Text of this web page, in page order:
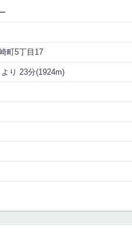
町5丁目17
り 23分(1924m)